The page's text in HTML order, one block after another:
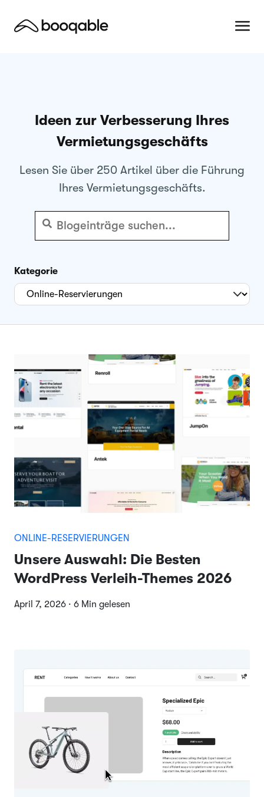
Ideen zur Verbesserung Ihres
Vermietungsgeschäfts
Lesen Sie über 250 Artikel über die Führung
Ihres Vermietungsgeschäfts.
Kategorie
ONLINE-RESERVIERUNGEN
Unsere Auswahl: Die Besten
WordPress Verleih-Themes 2026
April 7, 2026 · 6 Min gelesen